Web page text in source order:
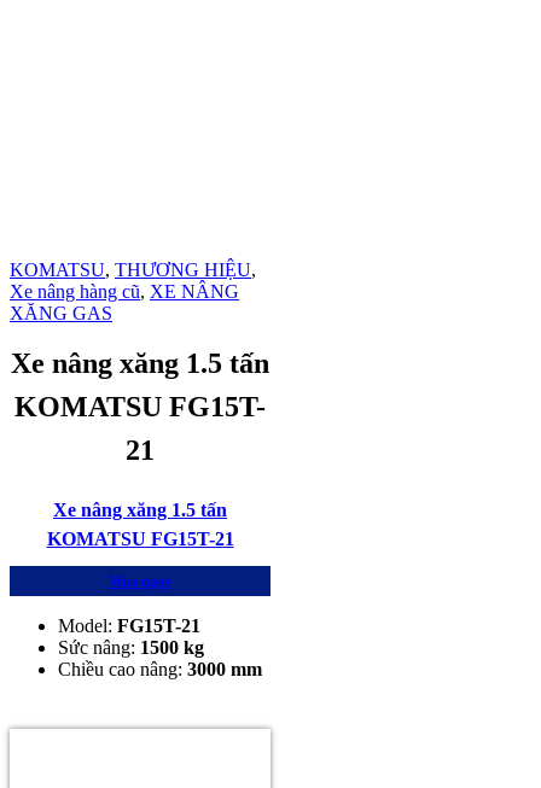
KOMATSU, THƯƠNG HIỆU,
Xe nâng hàng cũ, XE NÂNG
XĂNG GAS
Xe nâng xăng 1.5 tấn
KOMATSU FG15T-
21
Xe nâng xăng 1.5 tấn
KOMATSU FG15T-21
Mua ngay
Model: FG15T-21
Sức nâng: 1500 kg
Chiều cao nâng: 3000 mm